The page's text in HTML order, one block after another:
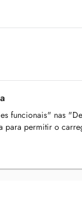
funcionais" nas
para permitir o